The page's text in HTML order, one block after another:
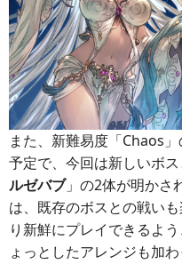
また、新難易度「Chaos
予定で、今回は新しいボ
ルゼバブ」の2体が明かさ
は、既存のボスとの戦い
り新鮮にプレイできるよ
ょっとしたアレンジも加